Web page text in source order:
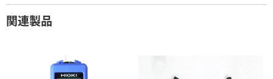
1ヶ月
関連製品